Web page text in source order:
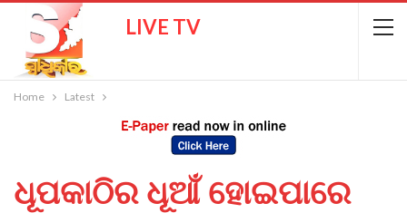
LIVE TV
Home Latest
ଧୂପକାଠିର ଧୂଆଁ ହୋଇପାରେ